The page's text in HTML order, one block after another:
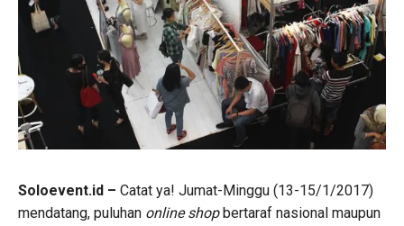
Soloevent.id – Catat ya! Jumat-Minggu (13-15/1/2017)
mendatang, puluhan online shop bertaraf nasional maupun